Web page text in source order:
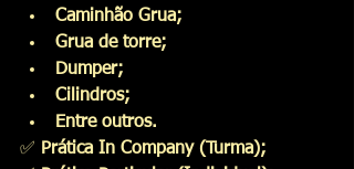
Caminhão Grua;
Grua de torre;
Dumper;
Cilindros;
Entre outros.
✅ Prática In Company (Turma);